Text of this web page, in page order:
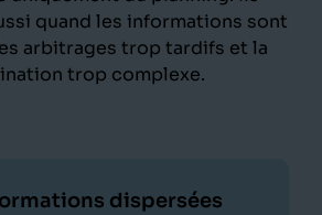
quand les informations sont
arbitrages trop tardifs et la
trop complexe.
dispersées